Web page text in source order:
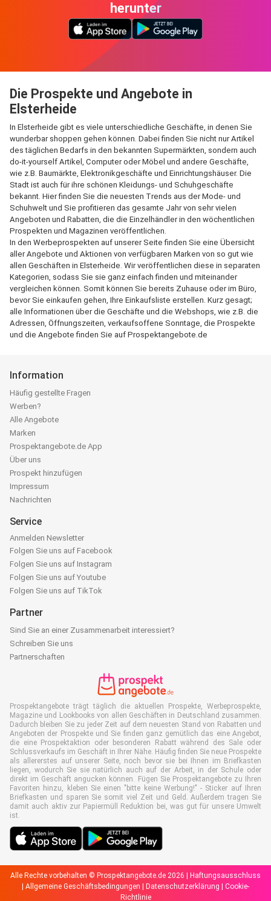
herunter
Die Prospekte und Angebote in
Elsterheide
In Elsterheide gibt es viele unterschiedliche Geschäfte, in denen Sie
wunderbar shoppen gehen können. Dabei finden Sie nicht nur Artikel
des täglichen Bedarfs in den bekannten Supermärkten, sondern auch
do-it-yourself Artikel, Computer oder Möbel und andere Geschäfte,
wie z.B. Baumärkte, Elektronikgeschäfte und Einrichtungshäuser. Die
Stadt ist auch für ihre schönen Kleidungs- und Schuhgeschäfte
bekannt. Hier finden Sie die neuesten Trends aus der Mode- und
Schuhwelt und Sie profitieren das gesamte Jahr von sehr vielen
Angeboten und Rabatten, die die Einzelhändler in den wöchentlichen
Prospekten und Magazinen veröffentlichen.
In den Werbeprospekten auf unserer Seite finden Sie eine Übersicht
aller Angebote und Aktionen von verfügbaren Marken von so gut wie
allen Geschäften in Elsterheide. Wir veröffentlichen diese in separaten
Kategorien, sodass Sie sie ganz einfach finden und miteinander
vergleichen können. Somit können Sie bereits Zuhause oder im Büro,
bevor Sie einkaufen gehen, Ihre Einkaufsliste erstellen. Kurz gesagt;
alle Informationen über die Geschäfte und die Webshops, wie z.B. die
Adressen, Öffnungszeiten, verkaufsoffene Sonntage, die Prospekte
und die Angebote finden Sie auf Prospektangebote.de
Information
Häufig gestellte Fragen
Werben?
Alle Angebote
Marken
Prospektangebote.de App
Über uns
Prospekt hinzufügen
Impressum
Nachrichten
Service
Anmelden Newsletter
Folgen Sie uns auf Facebook
Folgen Sie uns auf Instagram
Folgen Sie uns auf Youtube
Folgen Sie uns auf TikTok
Partner
Sind Sie an einer Zusammenarbeit interessiert?
Schreiben Sie uns
Partnerschaften
Prospektangebote trägt täglich die aktuellen Prospekte, Werbeprospekte,
Magazine und Lookbooks von allen Geschäften in Deutschland zusammen.
Dadurch bleiben Sie zu jeder Zeit auf dem neuesten Stand von Rabatten und
Angeboten der Prospekte und Sie finden ganz gemütlich das eine Angebot,
die eine Prospektaktion oder besonderen Rabatt während des Sale oder
Schlussverkaufs im Geschäft in Ihrer Nähe. Häufig finden Sie neue Prospekte
als allererstes auf unserer Seite, noch bevor sie bei Ihnen im Briefkasten
liegen, wodurch Sie sie natürlich auch auf der Arbeit, in der Schule oder
direkt im Geschäft angucken können. Fügen Sie Prospektangebote zu Ihren
Favoriten hinzu, kleben Sie einen "bitte keine Werbung!" - Sticker auf Ihren
Briefkasten und sparen Sie somit viel Zeit und Geld. Außerdem tragen Sie
damit auch aktiv zur Papiermüll Reduktion bei, was gut für unsere Umwelt
ist.
Alle Rechte vorbehalten © Prospektangebote.de 2026 |
Haftungsausschluss
Allgemeine Geschäftsbedingungen Datenschutzerklärung
Cookie-
Richtlinie